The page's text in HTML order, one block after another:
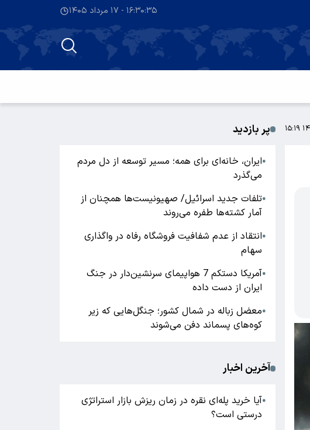
۱۶:۳۰:۳۵ - ۱۷ مرداد ۱۴۰۵
پر بازدید
●ایران، خانه‌ای برای همه؛ مسیر توسعه از دل مردم
می‌گذرد
●تلفات جدید اسرائیل/ صهیونیست‌ها همچنان از
آمار کشته‌ها طفره می‌روند
●انتقاد از عدم شفافیت فروشگاه رفاه در واگذاری
سهام
●
آمریکا دستکم 7 هواپیمای سرنشین‌دار در جنگ
ایران از دست داده
●معضل زباله در شمال کشور؛ جنگل‌هایی که زیر
کوه‌های پسماند دفن می‌شوند
آخرین اخبار
●آیا خرید پله‌ای نقره در زمان ریزش بازار استراتژی
درستی است؟